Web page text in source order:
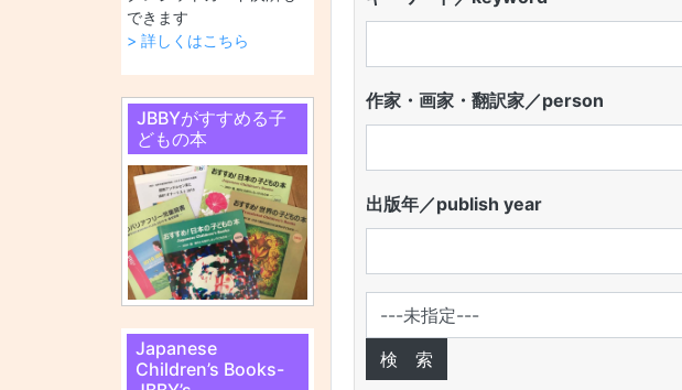
できます
> 詳しくはこちら
JBBYがすすめる子
どもの本
Japanese
Children’s Books-
作家・画家・翻訳家／person
出版年／publish year